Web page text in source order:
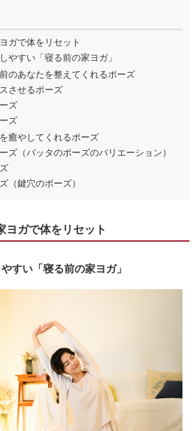
ガで体をリセット
やすい「寝る前の家ヨガ」
のあなたを整えてくれるポーズ
させるポーズ
ズ
ズ
癒やしてくれるポーズ
ズ（バッタのポーズのバリエーション）
（鍵穴のポーズ）
ヨガで体をリセット
すい「寝る前の家ヨガ」